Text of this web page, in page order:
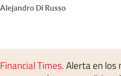
Alejandro Di Russo
Financial Times.Alerta en los